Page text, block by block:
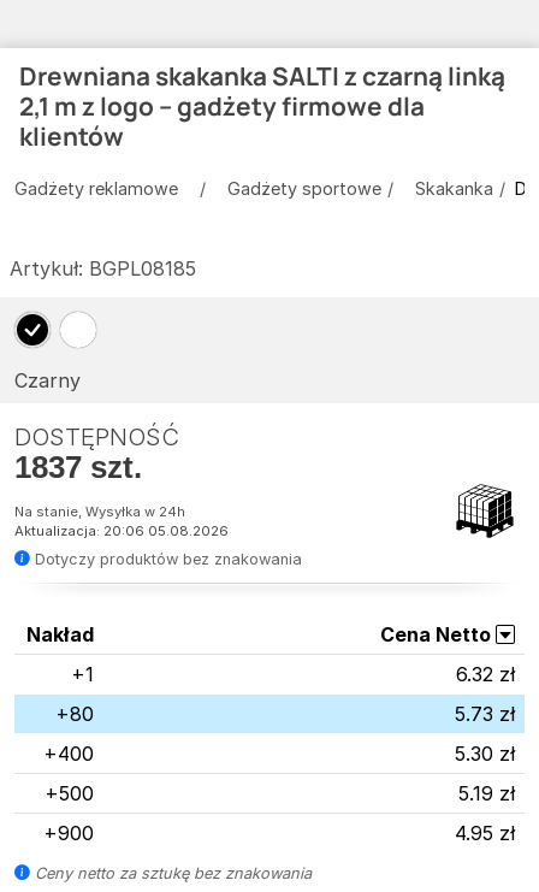
Drewniana skakanka SALTI z czarną linką
2,1 m z logo – gadżety firmowe dla
klientów
Gadżety reklamowe Gadżety sportowe Skakanka
Artykuł: BGPL08185
Czarny
DOSTĘPNOŚĆ
1837 szt.
Na stanie, Wysyłka w 24h
Aktualizacja: 20:06 05.08.2026
Dotyczy produktów bez znakowania
Nakład
Cena Netto
+1
6.32 zł
+80
5.73 zł
+400
5.30 zł
+500
5.19 zł
+900
4.95 zł
Ceny netto za sztukę bez znakowania